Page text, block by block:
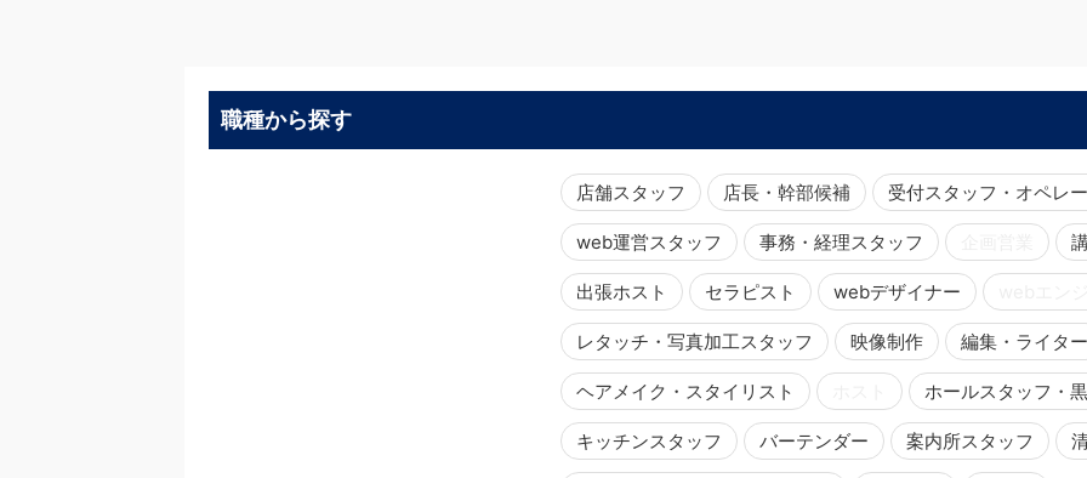
職種から探す
店舗スタッフ 店長・幹部候補 受付スタッフ・オペレ
web運営スタッフ 事務・経理スタッフ
出張ホスト セラピスト webデザイナー
レタッチ・写真加工スタッフ 映像制作 編集・ライター
ヘアメイク・スタイリスト ホールスタッフ・
キッチンスタッフ バーテンダー 案内所スタッフ